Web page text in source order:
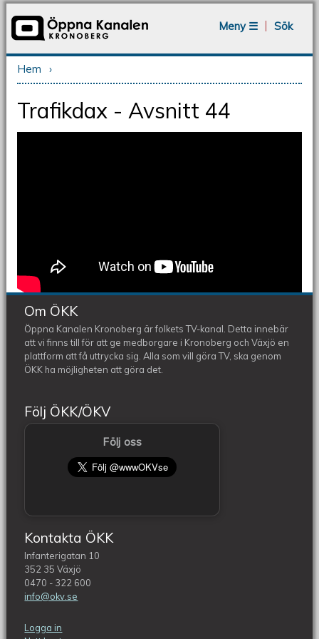
Meny ☰
Sök
Du är här
Hem ›
Trafikdax - Avsnitt 44
Om ÖKK
Öppna Kanalen Kronoberg är folkets TV-kanal. Detta innebär
att vi finns till för att ge medborgare i Kronoberg och Växjö en
plattform att få uttrycka sig. Alla som vill göra TV, ska genom
ÖKK ha möjligheten att göra det.
Följ ÖKK/ÖKV
Följ oss
Kontakta ÖKK
Infanterigatan 10
352 35 Växjö
0470 - 322 600
info@okv.se
Logga in